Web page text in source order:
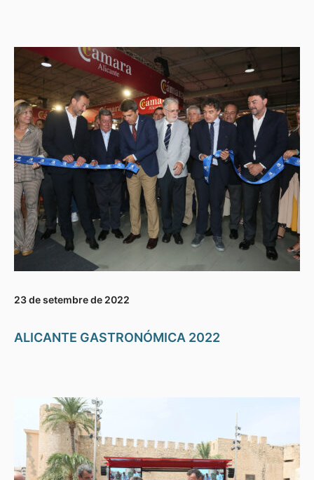
23 de setembre de 2022
ALICANTE GASTRONÓMICA 2022